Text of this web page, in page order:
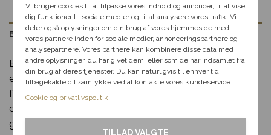
Vi bruger cookies til at tilpasse vores indhold og annoncer, til at vise
dig funktioner til sociale medier og til at analysere vores trafik. Vi
deler også oplysninger om din brug af vores hjemmeside med
vores partnere inden for sociale medier, annonceringspartnere og
analysepartnere. Vores partnere kan kombinere disse data med
andre oplysninger, du har givet dem, eller som de har indsamlet fra
din brug af deres tjenester. Du kan naturligvis til enhver tid
tilbagekalde dit samtykke ved at kontakte vores kundeservice.
Cookie og privatlivspolitik
TILLAD VALGTE
Beskrivelse
Blomsteræske med flag i rød og hvid er en tidløs og
elegant gave, der kombinerer klassiske farver med en
festlig stemning. Fyldt med sæsonens smukkeste røde
og hvide blomster og dekoreret med små flag, er denne
gaveæske ideel til at fejre fødselsdage, jubilæer eller
passer til dig, så hjælper vi
dig videre med at finde den
perfekte rabat til dit svar.
Fødselsdag
Tak & omtanke